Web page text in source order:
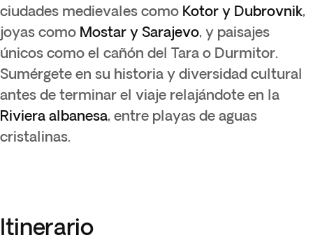
ciudades medievales como Kotor y Dubrovnik,
joyas como Mostar y Sarajevo, y paisajes
únicos como el cañón del Tara o Durmitor.
Sumérgete en su historia y diversidad cultural
antes de terminar el viaje relajándote en la
Riviera albanesa, entre playas de aguas
cristalinas.
Itinerario